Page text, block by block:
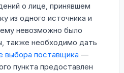
о лице, принявшем
из одного источника и
невозможно было
также необходимо дать
выбора поставщика —
пункта предоставлен